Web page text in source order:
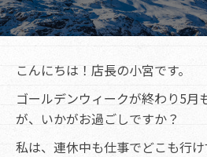
こんにちは！店長の小宮です。
ゴールデンウィークが終わり5月
が、いかがお過ごしですか？
私は、連休中も仕事でどこも行